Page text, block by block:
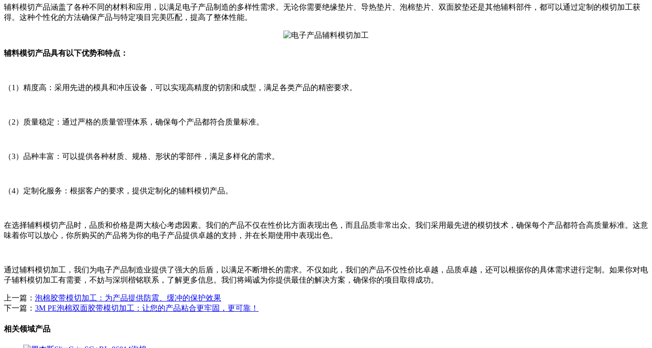
辅料模切产品涵盖了各种不同的材料和应用，以满足电子产品制造的多样性需求。无论你需要绝缘垫片、导热垫片、泡棉垫片、双面胶垫还是其他辅料部件，都可以通过定制的模切加工获
得。这种个性化的方法确保产品与特定项目完美匹配，提高了整体性能。
辅料模切产品具有以下优势和特点：
（1）精度高：采用先进的模具和冲压设备，可以实现高精度的切割和成型，满足各类产品的精密要求。
（2）质量稳定：通过严格的质量管理体系，确保每个产品都符合质量标准。
（3）品种丰富：可以提供各种材质、规格、形状的零部件，满足多样化的需求。
（4）定制化服务：根据客户的要求，提供定制化的辅料模切产品。
在选择辅料模切产品时，品质和价格是两大核心考虑因素。我们的产品不仅在性价比方面表现出色，而且品质非常出众。我们采用最先进的模切技术，确保每个产品都符合高质量标准。这意
味着你可以放心，你所购买的产品将为你的电子产品提供卓越的支持，并在长期使用中表现出色。
通过辅料模切加工，我们为电子产品制造业提供了强大的后盾，以满足不断增长的需求。不仅如此，我们的产品不仅性价比卓越，品质卓越，还可以根据你的具体需求进行定制。如果你对电
子辅料模切加工有需要，不妨与深圳楷铭联系，了解更多信息。我们将竭诚为你提供最佳的解决方案，确保你的项目取得成功。
上一篇： 泡棉胶带模切加工：为产品提供防震、缓冲的保护效果
下一篇： 3M PE泡棉双面胶带模切加工：让您的产品粘合更牢固，更可靠！
相关领域产品